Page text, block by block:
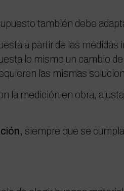
también debe
a partir de las
lo mismo un cambio
las mismas
la medición en obra,
siempre que se